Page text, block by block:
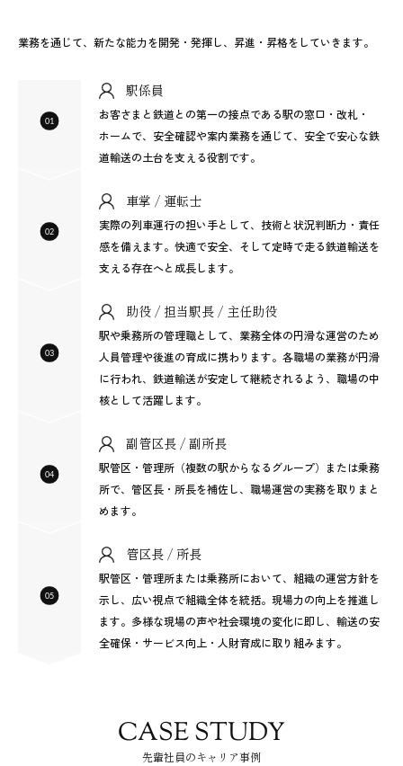
業務を通じて、新たな能力を開発・発揮し、昇進・昇格をしていきます。
駅係員
お客さまと鉄道との第一の接点である駅の窓口・改札・
ホームで、安全確認や案内業務を通じて、安全で安心な鉄
道輸送の土台を支える役割です。
車掌 / 運転士
実際の列車運行の担い手として、技術と状況判断力・責任
感を備えます。快適で安全、そして定時で走る鉄道輸送を
支える存在へと成長します。
助役 / 担当駅長 / 主任助役
駅や乗務所の管理職として、業務全体の円滑な運営のため
人員管理や後進の育成に携わります。各職場の業務が円滑
に行われ、鉄道輸送が安定して継続されるよう、職場の中
核として活躍します。
副管区長 / 副所長
駅管区・管理所（複数の駅からなるグループ）または乗務
所で、管区長・所長を補佐し、職場運営の実務を取りまと
めます。
管区長 / 所長
駅管区・管理所または乗務所において、組織の運営方針を
示し、広い視点で組織全体を統括。現場力の向上を推進し
ます。多様な現場の声や社会環境の変化に即し、輸送の安
全確保・サービス向上・人財育成に取り組みます。
CASE STUDY
⁨⁩⁨⁩先輩社員のキャリア事例